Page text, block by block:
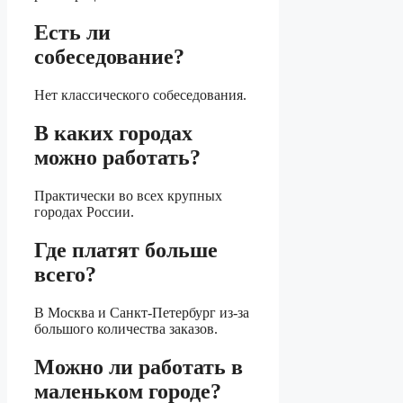
Есть ли
собеседование?
Нет классического собеседования.
В каких городах
можно работать?
Практически во всех крупных
городах России.
Где платят больше
всего?
В Москва и Санкт-Петербург из-за
большого количества заказов.
Можно ли работать в
маленьком городе?